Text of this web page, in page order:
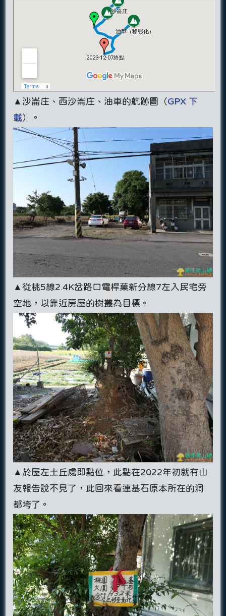
▲沙崙庄、西沙崙庄、油車的航跡圖（GPX 下
載）。
▲從桃5線2.4K岔路口電桿菓新分線7左入民宅旁
空地，以靠近房屋的樹叢為目標。
▲於屋左土丘處即點位，此點在2022年初就有山
友報告說不見了，此回來看連基石原本所在的洞
都垮了。